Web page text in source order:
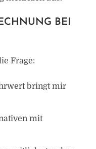
BEI
Frage:
bringt mir
mit